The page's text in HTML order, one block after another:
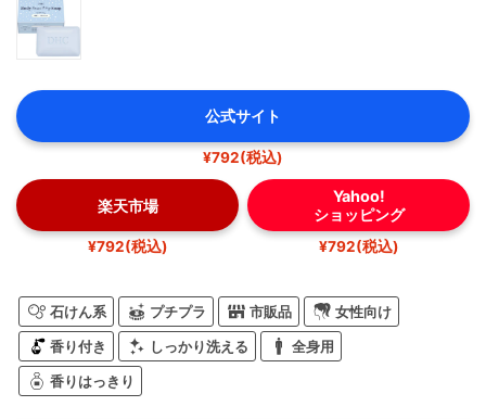
公式サイト
¥792(税込)
楽天市場
¥792(税込)
Yahoo!
ショッピング
¥792(税込)
石けん系 プチプラ 市販品 女性向け
香り付き しっかり洗える 全身用
香りはっきり